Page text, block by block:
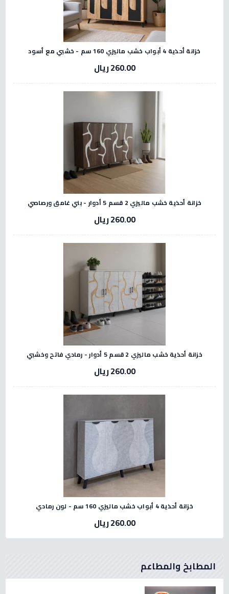
خزانة أحذية 4 أبواب خشب ماليزي 160 سم - خشبي مع أسود
260.00 ريال
خزانة أحذية خشب ماليزي 2 قسم 5 أدوار - بني غامق ورصاصي
260.00 ريال
خزانة أحذية خشب ماليزي 2 قسم 5 أدوار - رمادي فاتح وخشبي
260.00 ريال
خزانة أحذية 4 أبواب خشب ماليزي 160 سم - لون رمادي
260.00 ريال
المطابخ والمطاعم